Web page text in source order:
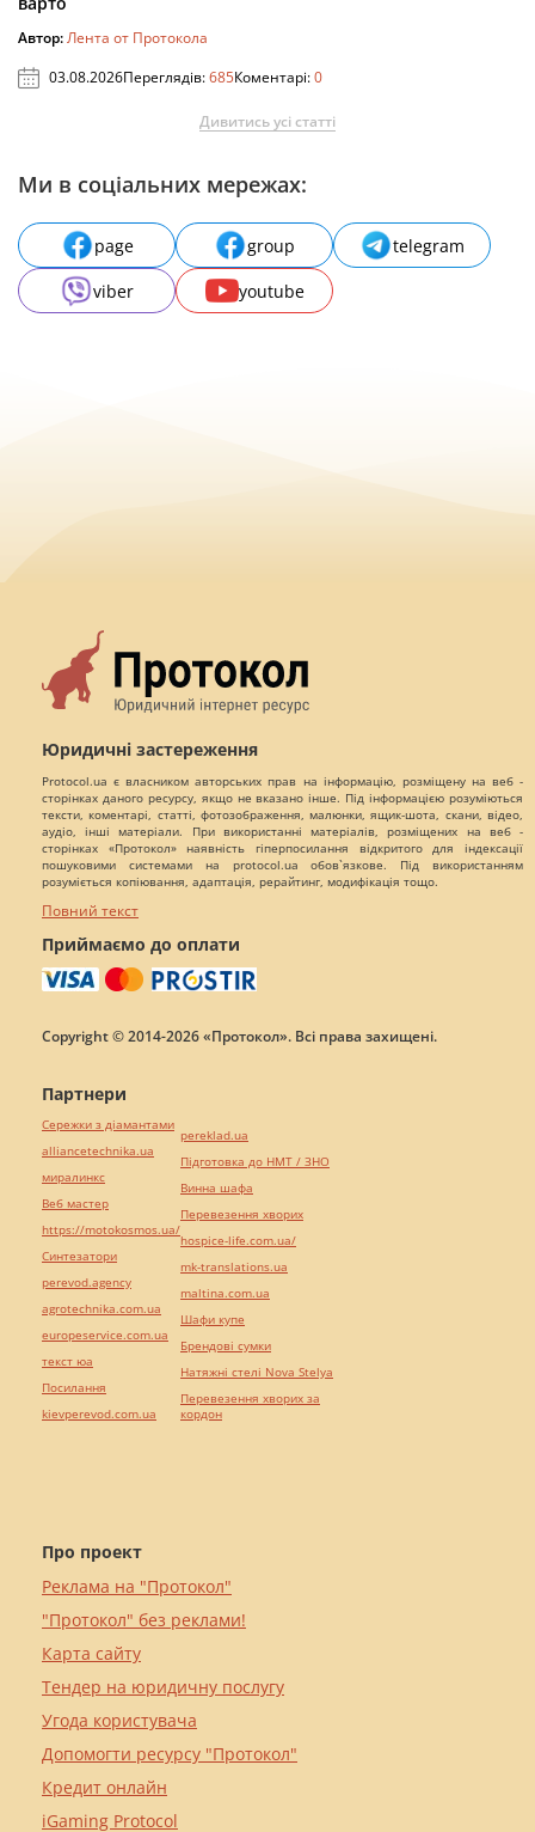
Автор:Лента от Протокола
03.08.2026Переглядів:685Коментарі:0
Дивитись усі статті
Ми в соціальних мережах:
page group
telegram
viber
youtube
Юридичні застереження
Protocol.ua є власником авторських прав на інформацію, розміщену на веб -
сторінках даного ресурсу, якщо не вказано інше. Під інформацією розуміються
тексти, коментарі, статті, фотозображення, малюнки, ящик-шота, скани, відео,
аудіо, інші матеріали. При використанні матеріалів, розміщених на веб -
сторінках «Протокол» наявність гіперпосилання відкритого для індексації
пошуковими системами на protocol.ua обов`язкове. Під використанням
розуміється копіювання, адаптація, рерайтинг, модифікація тощо.
Повний текст
Приймаємо до оплати
Copyright © 2014-2026 «Протокол». Всі права захищені.
Про проект
Реклама на "Протокол"
"Протокол" без реклами!
Карта сайту
Тендер на юридичну послугу
Угода користувача
Допомогти ресурсу "Протокол"
Кредит онлайн
iGaming Protocol
Партнери
Сережки з діамантами
alliancetechnika.ua
миралинкс
Веб мастер
https://motokosmos.ua/
Синтезатори
perevod.agency
agrotechnika.com.ua
europeservice.com.ua
текст юа
Посилання
kievperevod.com.ua
pereklad.ua
Підготовка до НМТ / ЗНО
Винна шафа
Перевезення хворих
hospice-life.com.ua/
mk-translations.ua
maltina.com.ua
Шафи купе
Брендові сумки
Натяжні стелі Nova Stelya
Перевезення хворих за
кордон